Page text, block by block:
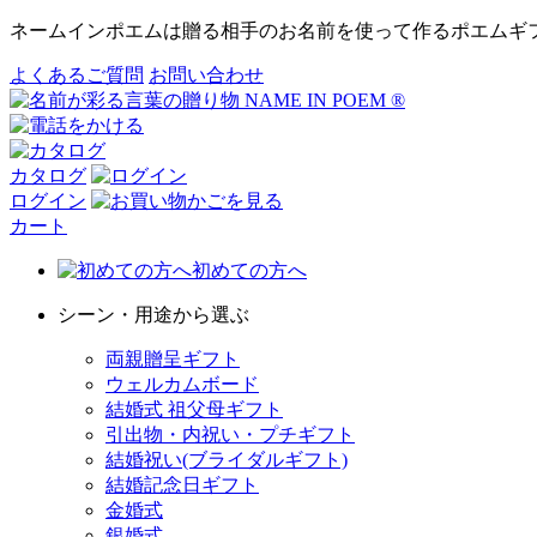
ネームインポエムは贈る相手のお名前を使って作るポエムギ
よくあるご質問 お問い合わせ
カタログ
ログイン
カート
初めての方へ
シーン・用途から選ぶ
両親贈呈ギフト
ウェルカムボード
結婚式 祖父母ギフト
引出物・内祝い・プチギフト
結婚祝い(ブライダルギフト)
結婚記念日ギフト
金婚式